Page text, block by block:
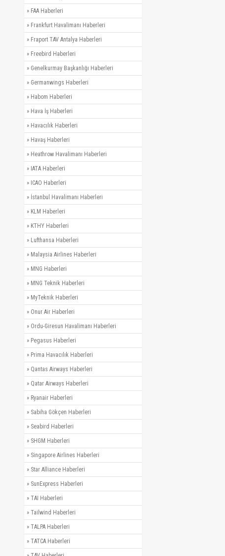
» FAA Haberleri
» Frankfurt Havalimanı Haberleri
» Fraport TAV Antalya Haberleri
» Freebird Haberleri
» Genelkurmay Başkanlığı Haberleri
» Germanwings Haberleri
» Habom Haberleri
» Hava İş Haberleri
» Havacılık Haberleri
» Havaş Haberleri
» Heathrow Havalimanı Haberleri
» IATA Haberleri
» ICAO Haberleri
» İstanbul Havalimanı Haberleri
» KLM Haberleri
» KTHY Haberleri
» Lufthansa Haberleri
» Malaysia Airlines Haberleri
» MNG Haberleri
» MNG Teknik Haberleri
» MyTeknik Haberleri
» Onur Air Haberleri
» Ordu-Giresun Havalimanı Haberleri
» Pegasus Haberleri
» Prima Havacılık Haberleri
» Qantas Airways Haberleri
» Qatar Airways Haberleri
» Ryanair Haberleri
» Sabiha Gökçen Haberleri
» Seabird Haberleri
» SHGM Haberleri
» Singapore Airlines Haberleri
» Star Alliance Haberleri
» SunExpress Haberleri
» TAI Haberleri
» Tailwind Haberleri
» TALPA Haberleri
» TATCA Haberleri